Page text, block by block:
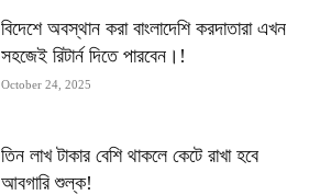
বিদেশে অবস্থান করা বাংলাদেশি করদাতারা এখন
সহজেই রিটার্ন দিতে পারবেন।!
October 24, 2025
তিন লাখ টাকার বেশি থাকলে কেটে রাখা হবে
আবগারি শুল্ক!